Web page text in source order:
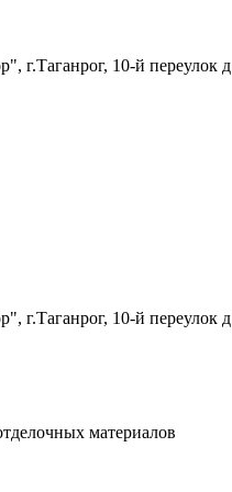
г.Таганрог, 10-й переулок
г.Таганрог, 10-й переулок
материалов